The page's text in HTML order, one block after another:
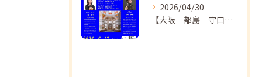
2026/04/30
【大阪 都島 守口】ヴァイオリン教室❣️NAOMIミュージックスクール🎵ヴァイオリン講師 上田哲子先生のコンサートのご案内❗️